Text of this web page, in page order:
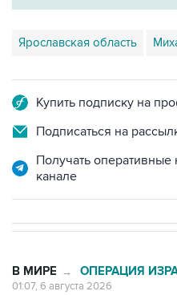
Ярославская область
Подписаться на
Получать
канале
Трамп заявил,